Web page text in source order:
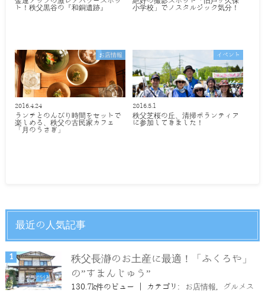
ト！秩父黒谷の『和銅遺跡』
小学校」でノスタルジック気分！
お店情報
2016.4.24
ランチとのんびり時間をセットで
楽しめる、秩父の古民家カフェ
「月のうさぎ」
イベント
2016.5.1
秩父芝桜の丘、清掃ボランティア
に参加してきました！
最近の人気記事
秩父長瀞のお土産に最適！「ふくろや」
の”すまんじゅう”
130.7k件のビュー カテゴリ: お店情報
グルメス